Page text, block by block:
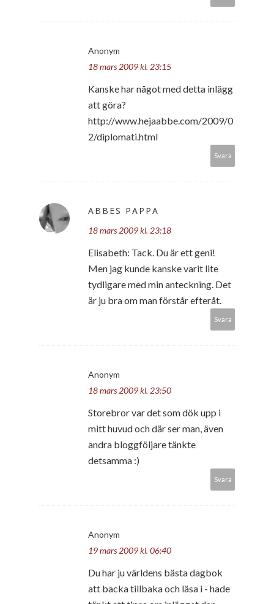
Anonym
18 mars 2009 kl. 23:15
Kanske har något med detta inlägg
att göra?
http://www.hejaabbe.com/2009/0
2/diplomati.html
Svara
ABBES PAPPA
18 mars 2009 kl. 23:18
Elisabeth: Tack. Du är ett geni!
Men jag kunde kanske varit lite
tydligare med min anteckning. Det
är ju bra om man förstår efteråt.
Svara
Anonym
18 mars 2009 kl. 23:50
Storebror var det som dök upp i
mitt huvud och där ser man, även
andra bloggföljare tänkte
detsamma :)
Svara
Anonym
19 mars 2009 kl. 06:40
Du har ju världens bästa dagbok
att backa tillbaka och läsa i - hade